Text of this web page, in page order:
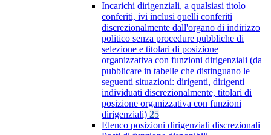
Incarichi dirigenziali, a qualsiasi titolo
conferiti, ivi inclusi quelli conferiti
discrezionalmente dall'organo di indirizzo
politico senza procedure pubbliche di
selezione e titolari di posizione
organizzativa con funzioni dirigenziali (da
pubblicare in tabelle che distinguano le
seguenti situazioni: dirigenti, dirigenti
individuati discrezionalmente, titolari di
posizione organizzativa con funzioni
dirigenziali) 25
Elenco posizioni dirigenziali discrezionali